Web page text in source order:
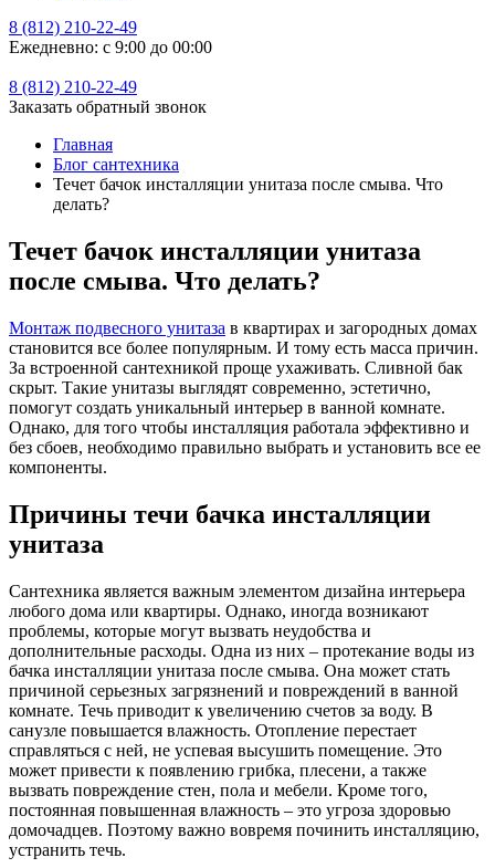
8 (812) 210-22-49
Ежедневно: с 9:00 до 00:00
8 (812) 210-22-49
Заказать обратный звонок
Главная
Блог сантехника
Течет бачок инсталляции унитаза после смыва. Что
делать?
Течет бачок инсталляции унитаза
после смыва. Что делать?
Монтаж подвесного унитаза в квартирах и загородных домах
становится все более популярным. И тому есть масса причин.
За встроенной сантехникой проще ухаживать. Сливной бак
скрыт. Такие унитазы выглядят современно, эстетично,
помогут создать уникальный интерьер в ванной комнате.
Однако, для того чтобы инсталляция работала эффективно и
без сбоев, необходимо правильно выбрать и установить все ее
компоненты.
Причины течи бачка инсталляции
унитаза
Сантехника является важным элементом дизайна интерьера
любого дома или квартиры. Однако, иногда возникают
проблемы, которые могут вызвать неудобства и
дополнительные расходы. Одна из них – протекание воды из
бачка инсталляции унитаза после смыва. Она может стать
причиной серьезных загрязнений и повреждений в ванной
комнате. Течь приводит к увеличению счетов за воду. В
санузле повышается влажность. Отопление перестает
справляться с ней, не успевая высушить помещение. Это
может привести к появлению грибка, плесени, а также
вызвать повреждение стен, пола и мебели. Кроме того,
постоянная повышенная влажность – это угроза здоровью
домочадцев. Поэтому важно вовремя починить инсталляцию,
устранить течь.